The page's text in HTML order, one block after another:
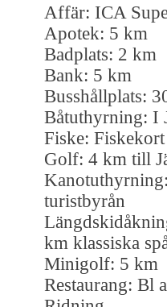
Affär: ICA
Apotek: 5 km
Badplats: 2 km
Bank: 5 km
Busshållplats:
Båtuthyrning: I
Fiske:
Golf: 4 km till
turistbyrån
km klassiska
Minigolf: 5 km
Restaurang: Bl